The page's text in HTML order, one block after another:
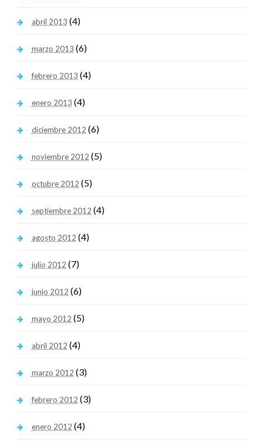
abril 2013 (4)
marzo 2013 (6)
febrero 2013 (4)
enero 2013 (4)
diciembre 2012 (6)
noviembre 2012 (5)
octubre 2012 (5)
septiembre 2012 (4)
agosto 2012 (4)
julio 2012 (7)
junio 2012 (6)
mayo 2012 (5)
abril 2012 (4)
marzo 2012 (3)
febrero 2012 (3)
enero 2012 (4)